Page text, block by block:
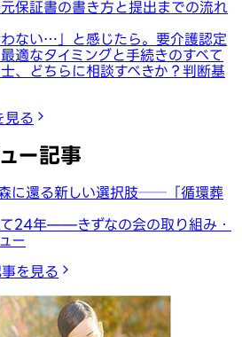
保証書の書き方と提出までの流れ
わない…」と感じたら。要介護認定
適なタイミングと手続きのすべて
、どちらに相談すべきか？判断基
見る
ー記事
森に還る新しい選択肢──「循環葬
て24年——きずなの会の取り組み・
ー
を見る